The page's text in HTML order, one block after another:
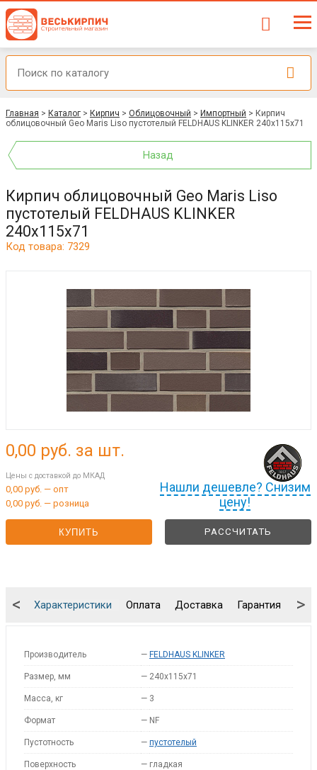
Главная > Каталог > Кирпич > Облицовочный > Импортный > Кирпич
облицовочный Geo Maris Liso пустотелый FELDHAUS KLINKER 240x115x71
Назад
Кирпич облицовочный Geo Maris Liso
пустотелый FELDHAUS KLINKER
240x115x71
Код товара: 7329
Нашли дешевле? Снизим
цену!
0,00 руб. за шт.
Цены с доставкой до МКАД
0,00 руб. — опт
0,00 руб. — розница
КУПИТЬ РАССЧИТАТЬ
Характеристики Оплата Доставка Гарантия
< >
Производитель — FELDHAUS KLINKER
Размер, мм — 240x115x71
Масса, кг — 3
Формат — NF
Пустотность — пустотелый
Поверхность — гладкая